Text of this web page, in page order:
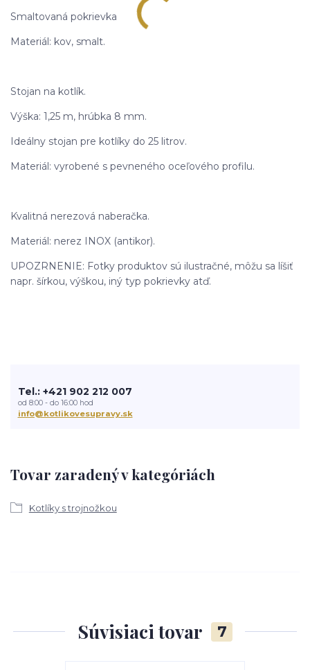
Smaltovaná pokrievka
Materiál: kov, smalt.
Stojan na kotlík.
Výška: 1,25 m, hrúbka 8 mm.
Ideálny stojan pre kotlíky do 25 litrov.
Materiál: vyrobené s pevneného oceľového profilu.
Kvalitná nerezová naberačka.
Materiál: nerez INOX (antikor).
UPOZRNENIE: Fotky produktov sú ilustračné, môžu sa líšiť
napr. šírkou, výškou, iný typ pokrievky atď.
Tovar zaradený v kategóriách
Kotlíky s trojnožkou
Tel.: +421 902 212 007
od 8:00 - do 16:00 hod
info@kotlikovesupravy.sk
Súvisiaci tovar 7